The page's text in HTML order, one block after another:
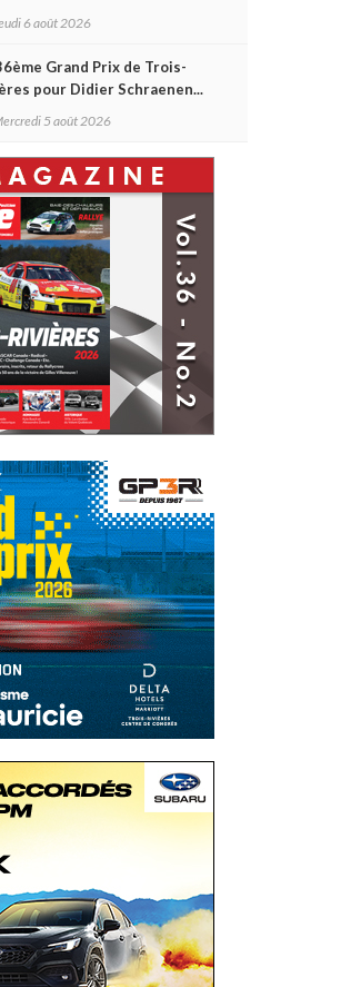
premier gain d'Antoine
6 août 2026
Grand Prix de Trois-
pour Didier Schraenen...
première en Challenge
5 août 2026